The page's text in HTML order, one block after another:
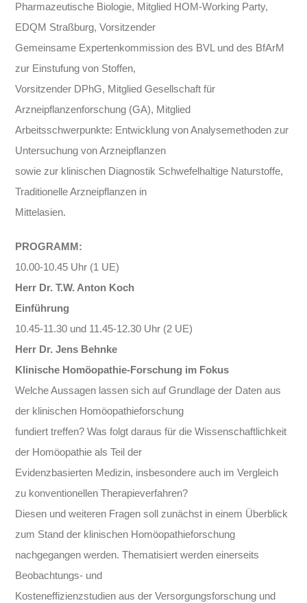
Pharmazeutische Biologie, Mitglied HOM-Working Party,
EDQM Straßburg, Vorsitzender
Gemeinsame Expertenkommission des BVL und des BfArM
zur Einstufung von Stoffen,
Vorsitzender DPhG, Mitglied Gesellschaft für
Arzneipflanzenforschung (GA), Mitglied
Arbeitsschwerpunkte: Entwicklung von Analysemethoden zur
Untersuchung von Arzneipflanzen
sowie zur klinischen Diagnostik Schwefelhaltige Naturstoffe,
Traditionelle Arzneipflanzen in
Mittelasien.
PROGRAMM:
10.00-10.45 Uhr (1 UE)
Herr Dr. T.W. Anton Koch
Einführung
10.45-11.30 und 11.45-12.30 Uhr (2 UE)
Herr Dr. Jens Behnke
Klinische Homöopathie-Forschung im Fokus
Welche Aussagen lassen sich auf Grundlage der Daten aus
der klinischen Homöopathieforschung
fundiert treffen? Was folgt daraus für die Wissenschaftlichkeit
der Homöopathie als Teil der
Evidenzbasierten Medizin, insbesondere auch im Vergleich
zu konventionellen Therapieverfahren?
Diesen und weiteren Fragen soll zunächst in einem Überblick
zum Stand der klinischen Homöopathieforschung
nachgegangen werden. Thematisiert werden einerseits
Beobachtungs- und
Kosteneffizienzstudien aus der Versorgungsforschung und